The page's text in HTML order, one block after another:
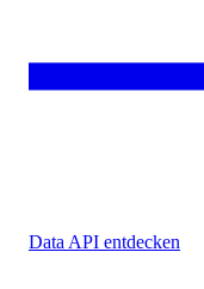
Data API entdecken